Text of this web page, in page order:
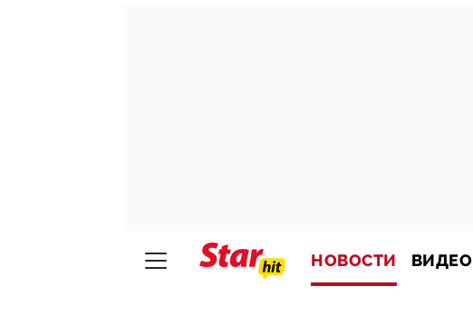
НОВОСТИ ВИДЕО